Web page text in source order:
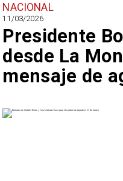
NACIONAL
11/03/2026
Presidente
desde La
mensaje de